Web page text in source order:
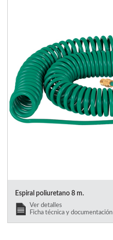
Espiral poliuretano 8 m.
Ver detalles
Ficha técnica y documentación